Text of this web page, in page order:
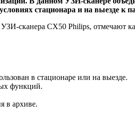
стационара и на выезде к
сканера CX50 Philips, отмечают
в стационаре или на выезде.
функций.
в архиве.